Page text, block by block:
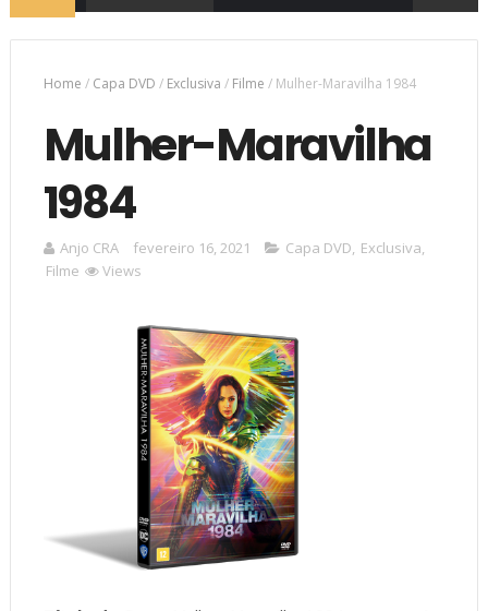
Home / Capa DVD / Exclusiva / Filme / Mulher-Maravilha 1984
Mulher-Maravilha
1984
Anjo CRA fevereiro 16, 2021 Capa DVD, Exclusiva,
Filme
Views